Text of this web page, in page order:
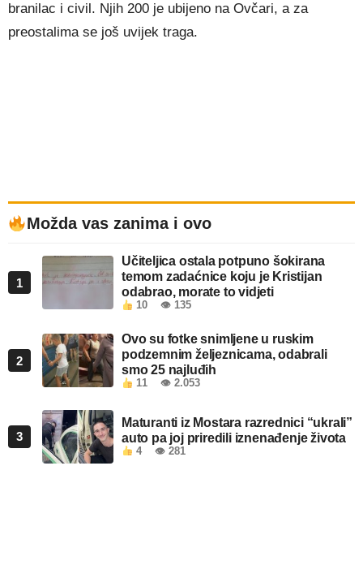
branilac i civil. Njih 200 je ubijeno na Ovčari, a za
preostalima se još uvijek traga.
Možda vas zanima i ovo
1
Učiteljica ostala potpuno šokirana
temom zadaćnice koju je Kristijan
odabrao, morate to vidjeti
10 👁 135
2
Ovo su fotke snimljene u ruskim
podzemnim željeznicama, odabrali
smo 25 najluđih
11 👁 2.053
3
Maturanti iz Mostara razrednici “ukrali”
auto pa joj priredili iznenađenje života
4 👁 281